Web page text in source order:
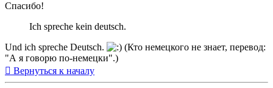
Спасибо!
Ich spreche kein deutsch.
Und ich spreche Deutsch.
(Кто немецкого не знает, перевод:
"А я говорю по-немецки".)
Вернуться к началу